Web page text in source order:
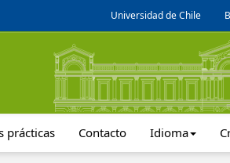
Universidad de Chile
prácticas Contacto Idioma